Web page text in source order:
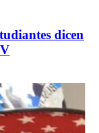
dicen